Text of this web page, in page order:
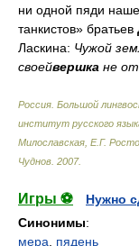
ни одной пяди
танкистов» братьев
Ласкина: Чужой
своейвершка не
Россия. Большой
институт русского
Милославская, Е.Г.
Чуднов 2007.
Игры ⚽
Нужно
Синонимы:
мера
пядень